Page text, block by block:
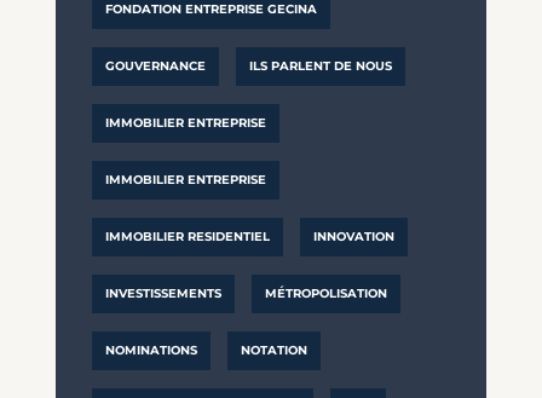
FONDATION ENTREPRISE GECINA
GOUVERNANCE ILS PARLENT DE NOUS
IMMOBILIER ENTREPRISE
IMMOBILIER ENTREPRISE
IMMOBILIER RESIDENTIEL INNOVATION
INVESTISSEMENTS MÉTROPOLISATION
NOMINATIONS NOTATION